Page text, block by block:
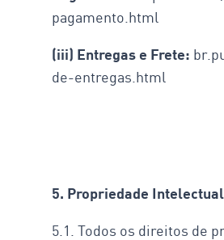
pagamento.html
(iii) Entregas e Frete:
de-entregas.html
5. Propriedade
5.1. Todos os direitos de